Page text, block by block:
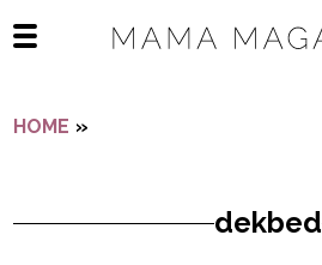
Open het mobiele menu
HOME »
dekbed